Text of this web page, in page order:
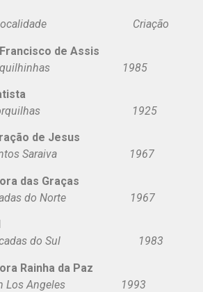
Criação
de Assis
1985
1925
de Jesus
Saraiva 1967
das Graças
do Norte 1967
do Sul 1983
Rainha da Paz
Angeles 1993